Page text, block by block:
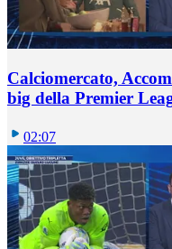
Calciomercato,
big della Premier
02:07